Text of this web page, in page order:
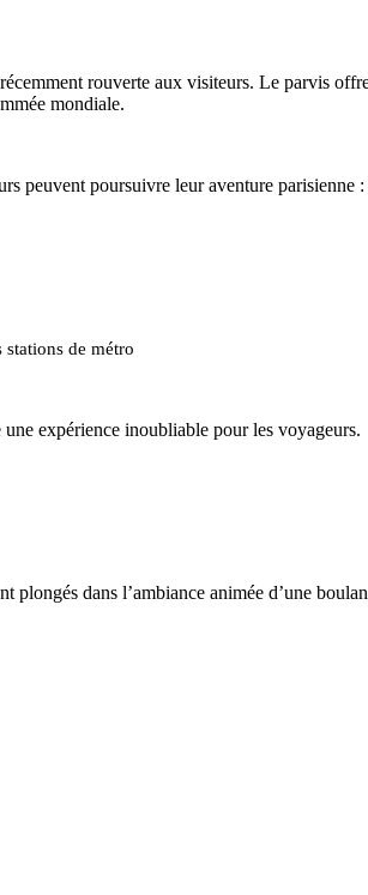
rouverte aux visiteurs. Le parvis
mondiale.
peuvent poursuivre leur aventure parisienne :
stations de métro
expérience inoubliable pour les voyageurs.
dans l’ambiance animée d’une